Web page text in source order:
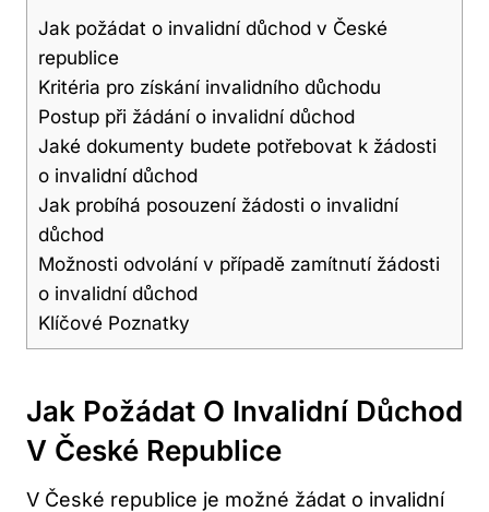
Jak požádat o invalidní důchod v České
republice
Kritéria pro získání invalidního důchodu
Postup při žádání o invalidní důchod
Jaké dokumenty budete potřebovat k žádosti
o invalidní důchod
Jak probíhá posouzení žádosti o invalidní
důchod
Možnosti odvolání v případě zamítnutí žádosti
o invalidní důchod
Klíčové Poznatky
Jak Požádat O Invalidní Důchod
V České Republice
V České republice je možné žádat o invalidní